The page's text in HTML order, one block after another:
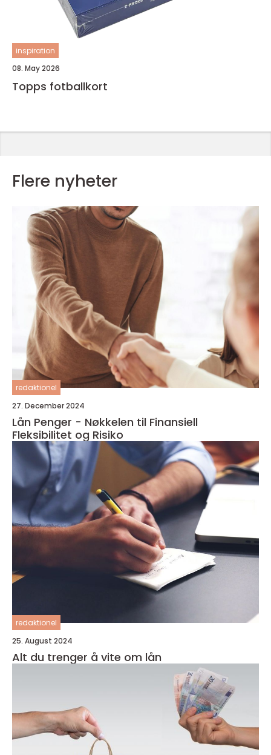
inspiration
08. May 2026
Topps fotballkort
Flere nyheter
redaktionel
27. December 2024
Lån Penger - Nøkkelen til Finansiell
Fleksibilitet og Risiko
redaktionel
25. August 2024
Alt du trenger å vite om lån